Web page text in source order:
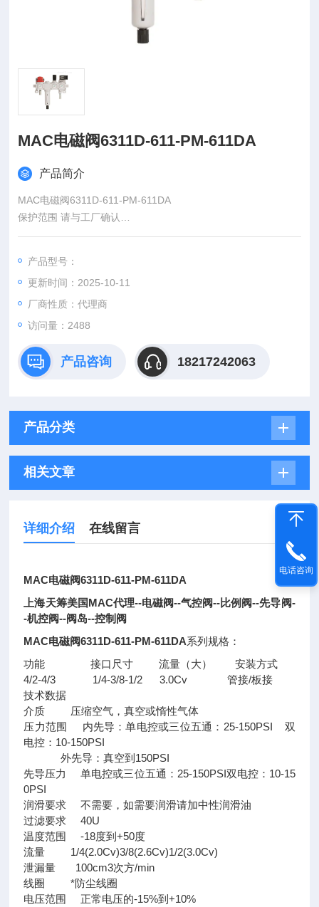
MAC电磁阀6311D-611-PM-611DA
产品简介
MAC电磁阀6311D-611-PM-611DA
保护范围 请与工厂确认
功耗 Inrush:14.8VA Holding:10.9VA
反应 24VDC（8.5W）通电：10ms断电：11ms
时间 120/60通电：4-13ms断电：10-17ms
产品型号：
更新时间：2025-10-11
厂商性质：代理商
访问量：2488
产品咨询 18217242063
产品分类
相关文章
详细介绍 在线留言
MAC电磁阀6311D-611-PM-611DA
上海天筹美国MAC代理--电磁阀--气控阀--比例阀--先导阀-
-机控阀--阀岛--控制阀
MAC电磁阀6311D-611-PM-611DA系列规格：
功能 接口尺寸 流量（大） 安装方式
4/2-4/3 1/4-3/8-1/2 3.0Cv 管接/板接
技术数据
介质 压缩空气，真空或惰性气体
压力范围 内先导：单电控或三位五通：25-150PSI 双
电控：10-150PSI
外先导：真空到150PSI
先导压力 单电控或三位五通：25-150PSI双电控：10-15
0PSI
润滑要求 不需要，如需要润滑请加中性润滑油
过滤要求 40U
温度范围 -18度到+50度
流量 1/4(2.0Cv)3/8(2.6Cv)1/2(3.0Cv)
泄漏量 100cm3次方/min
线圈 *防尘线圈
电压范围 正常电压的-15%到+10%
电话咨询